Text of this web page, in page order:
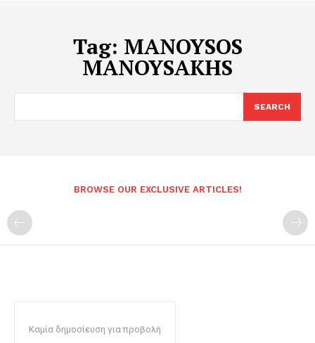
Tag: MANOYSOS
MANOYSAKHS
SEARCH
BROWSE OUR EXCLUSIVE ARTICLES!
Καμία δημοσίευση για προβολή